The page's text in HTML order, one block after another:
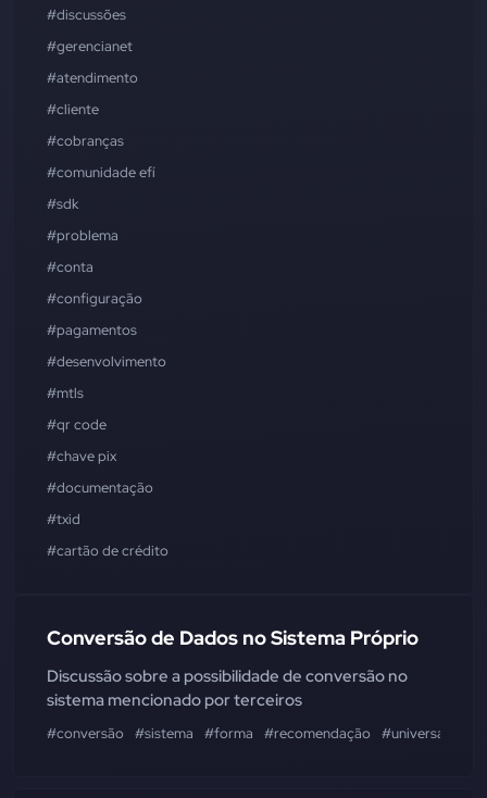
#discussões
#gerencianet
#atendimento
#cliente
#cobranças
#comunidade efí
#sdk
#problema
#conta
#configuração
#pagamentos
#desenvolvimento
#mtls
#qr code
#chave pix
#documentação
#txid
#cartão de crédito
Conversão de Dados no Sistema Próprio
Discussão sobre a possibilidade de conversão no
sistema mencionado por terceiros
#conversão #sistema #forma #recomendação #universal